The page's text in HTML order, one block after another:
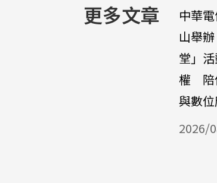
更多文章
中華
山舉
堂」
權 陪
與數
2026/